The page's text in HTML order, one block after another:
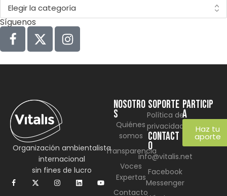
Síguenos
Organización ambientalista
internacional
sin fines de lucro
NOSOTRO
S
Quiénes
somos
Transparencia
Voces
Expertas
Contacto
SOPORTE
Política de
privacidad
CONTACT
O
info@vitalis.net
Facebook
Messenger
Particip
a
Haz tu
aporte